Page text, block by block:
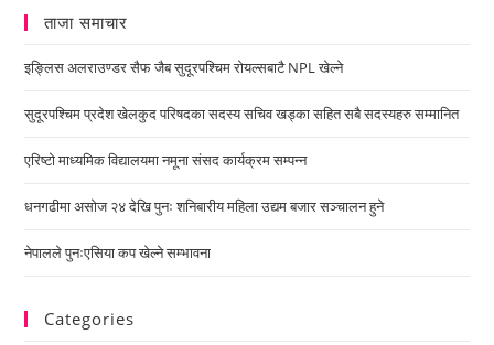
ताजा समाचार
इङ्लिस अलराउण्डर सैफ जैब सुदूरपश्चिम रोयल्सबाटै NPL खेल्ने
सुदूरपश्चिम प्रदेश खेलकुद परिषदका सदस्य सचिव खड्का सहित सबै सदस्यहरु सम्मानित
एरिष्टो माध्यमिक विद्यालयमा नमूना संसद कार्यक्रम सम्पन्न
धनगढीमा असोज २४ देखि पुनः शनिबारीय महिला उद्यम बजार सञ्चालन हुने
नेपालले पुनःएसिया कप खेल्ने सम्भावना
Categories